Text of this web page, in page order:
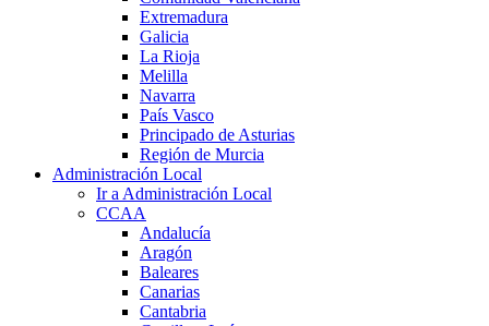
Extremadura
Galicia
La Rioja
Melilla
Navarra
País Vasco
Principado de Asturias
Región de Murcia
Administración Local
Ir a Administración Local
CCAA
Andalucía
Aragón
Baleares
Canarias
Cantabria